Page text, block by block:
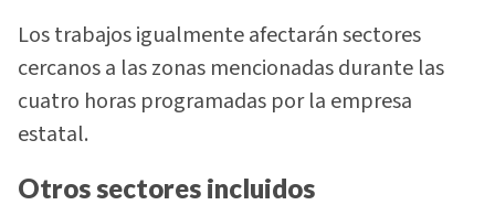
Los trabajos igualmente afectarán sectores
cercanos a las zonas mencionadas durante las
cuatro horas programadas por la empresa
estatal.
Otros sectores incluidos